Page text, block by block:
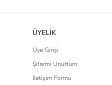
Özellikle, kurumsal firmaların
ÜYELİK
Üye Girişi
Şifremi Unuttum
İletişim Formu